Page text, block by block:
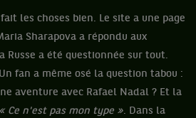
les choses bien. Le site a une page
Sharapova a répondu aux
Russe a été questionnée sur tout.
fan a même osé la question tabou :
aventure avec Rafael Nadal ? Et la
« Ce n'est pas mon type ». Dans la